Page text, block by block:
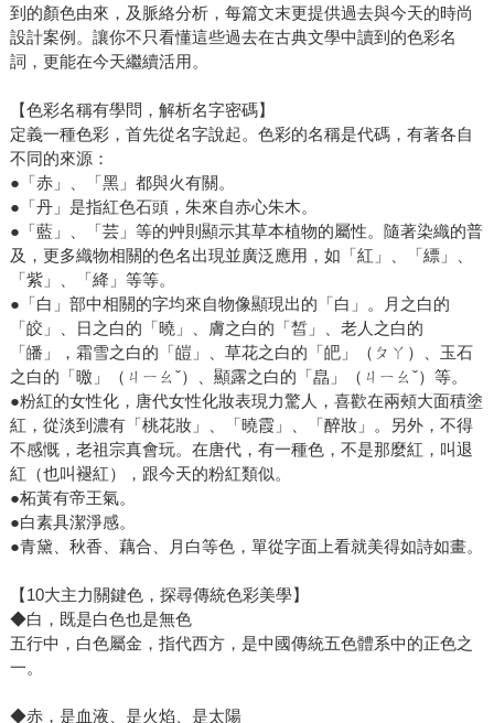
到的顏色由來，及脈絡分析，每篇文末更提供過去與今天的時尚
設計案例。讓你不只看懂這些過去在古典文學中讀到的色彩名
詞，更能在今天繼續活用。
【色彩名稱有學問，解析名字密碼】
定義一種色彩，首先從名字說起。色彩的名稱是代碼，有著各自
不同的來源：
●「赤」、「黑」都與火有關。
●「丹」是指紅色石頭，朱來自赤心朱木。
●「藍」、「芸」等的艸則顯示其草本植物的屬性。隨著染織的普
及，更多織物相關的色名出現並廣泛應用，如「紅」、「縹」、
「紫」、「絳」等等。
●「白」部中相關的字均來自物像顯現出的「白」。月之白的
「皎」、日之白的「曉」、膚之白的「皙」、老人之白的
「皤」，霜雪之白的「皚」、草花之白的「皅」（ㄆㄚ）、玉石
之白的「曒」（ㄐㄧㄠˇ）、顯露之白的「皛」（ㄐㄧㄠˇ）等。
●粉紅的女性化，唐代女性化妝表現力驚人，喜歡在兩頰大面積塗
紅，從淡到濃有「桃花妝」、「曉霞」、「醉妝」。另外，不得
不感慨，老祖宗真會玩。在唐代，有一種色，不是那麼紅，叫退
紅（也叫褪紅），跟今天的粉紅類似。
●柘黃有帝王氣。
●白素具潔淨感。
●青黛、秋香、藕合、月白等色，單從字面上看就美得如詩如畫。
【10大主力關鍵色，探尋傳統色彩美學】
◆白，既是白色也是無色
五行中，白色屬金，指代西方，是中國傳統五色體系中的正色之
一。
◆赤，是血液、是火焰、是太陽